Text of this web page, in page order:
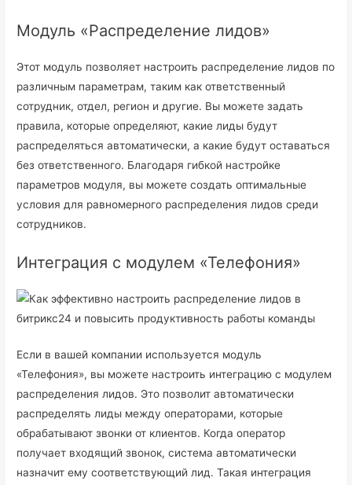
Модуль «Распределение лидов»
Этот модуль позволяет настроить распределение лидов по
различным параметрам, таким как ответственный
сотрудник, отдел, регион и другие. Вы можете задать
правила, которые определяют, какие лиды будут
распределяться автоматически, а какие будут оставаться
без ответственного. Благодаря гибкой настройке
параметров модуля, вы можете создать оптимальные
условия для равномерного распределения лидов среди
сотрудников.
Интеграция с модулем «Телефония»
Если в вашей компании используется модуль
«Телефония», вы можете настроить интеграцию с модулем
распределения лидов. Это позволит автоматически
распределять лиды между операторами, которые
обрабатывают звонки от клиентов. Когда оператор
получает входящий звонок, система автоматически
назначит ему соответствующий лид. Такая интеграция